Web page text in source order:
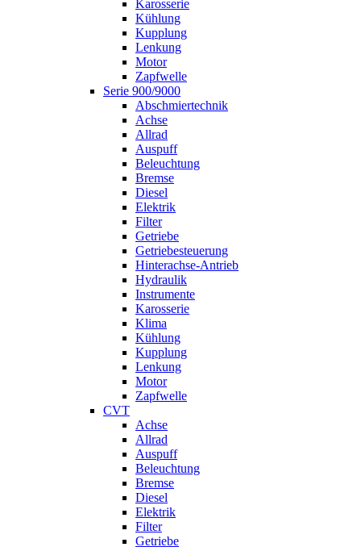
Karosserie
Kühlung
Kupplung
Lenkung
Motor
Zapfwelle
Serie 900/9000
Abschmiertechnik
Achse
Allrad
Auspuff
Beleuchtung
Bremse
Diesel
Elektrik
Filter
Getriebe
Getriebesteuerung
Hinterachse-Antrieb
Hydraulik
Instrumente
Karosserie
Klima
Kühlung
Kupplung
Lenkung
Motor
Zapfwelle
CVT
Achse
Allrad
Auspuff
Beleuchtung
Bremse
Diesel
Elektrik
Filter
Getriebe